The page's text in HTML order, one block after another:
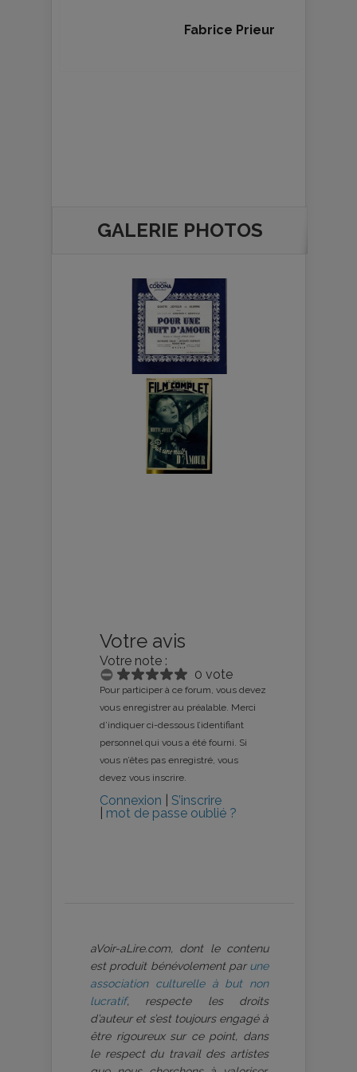
Fabrice Prieur
GALERIE PHOTOS
Votre avis
Votre note :
0 vote
Pour participer à ce forum, vous devez
vous enregistrer au préalable. Merci
d’indiquer ci-dessous l’identifiant
personnel qui vous a été fourni. Si
vous n’êtes pas enregistré, vous
devez vous inscrire.
Connexion
S’inscrire
mot de passe oublié ?
aVoir-aLire.com, dont le contenu
est produit bénévolement par une
association culturelle à but non
lucratif, respecte les droits
d’auteur et s’est toujours engagé à
être rigoureux sur ce point, dans
le respect du travail des artistes